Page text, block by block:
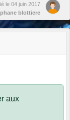
le 04 juin 2017
blottiere
aux